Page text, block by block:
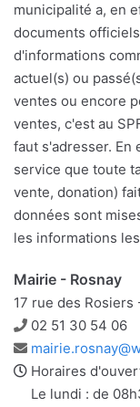
municipalité a, en
documents
d'informations
actuel(s) ou
ventes ou encore
ventes, c'est au
faut s'adresser. En
service que toute
vente, donation)
données sont
les informations
Mairie - Rosnay
17 rue des
Téléphone
02 51 30 54 06
Adresse
e-
mail
Horaires
Le lundi : de